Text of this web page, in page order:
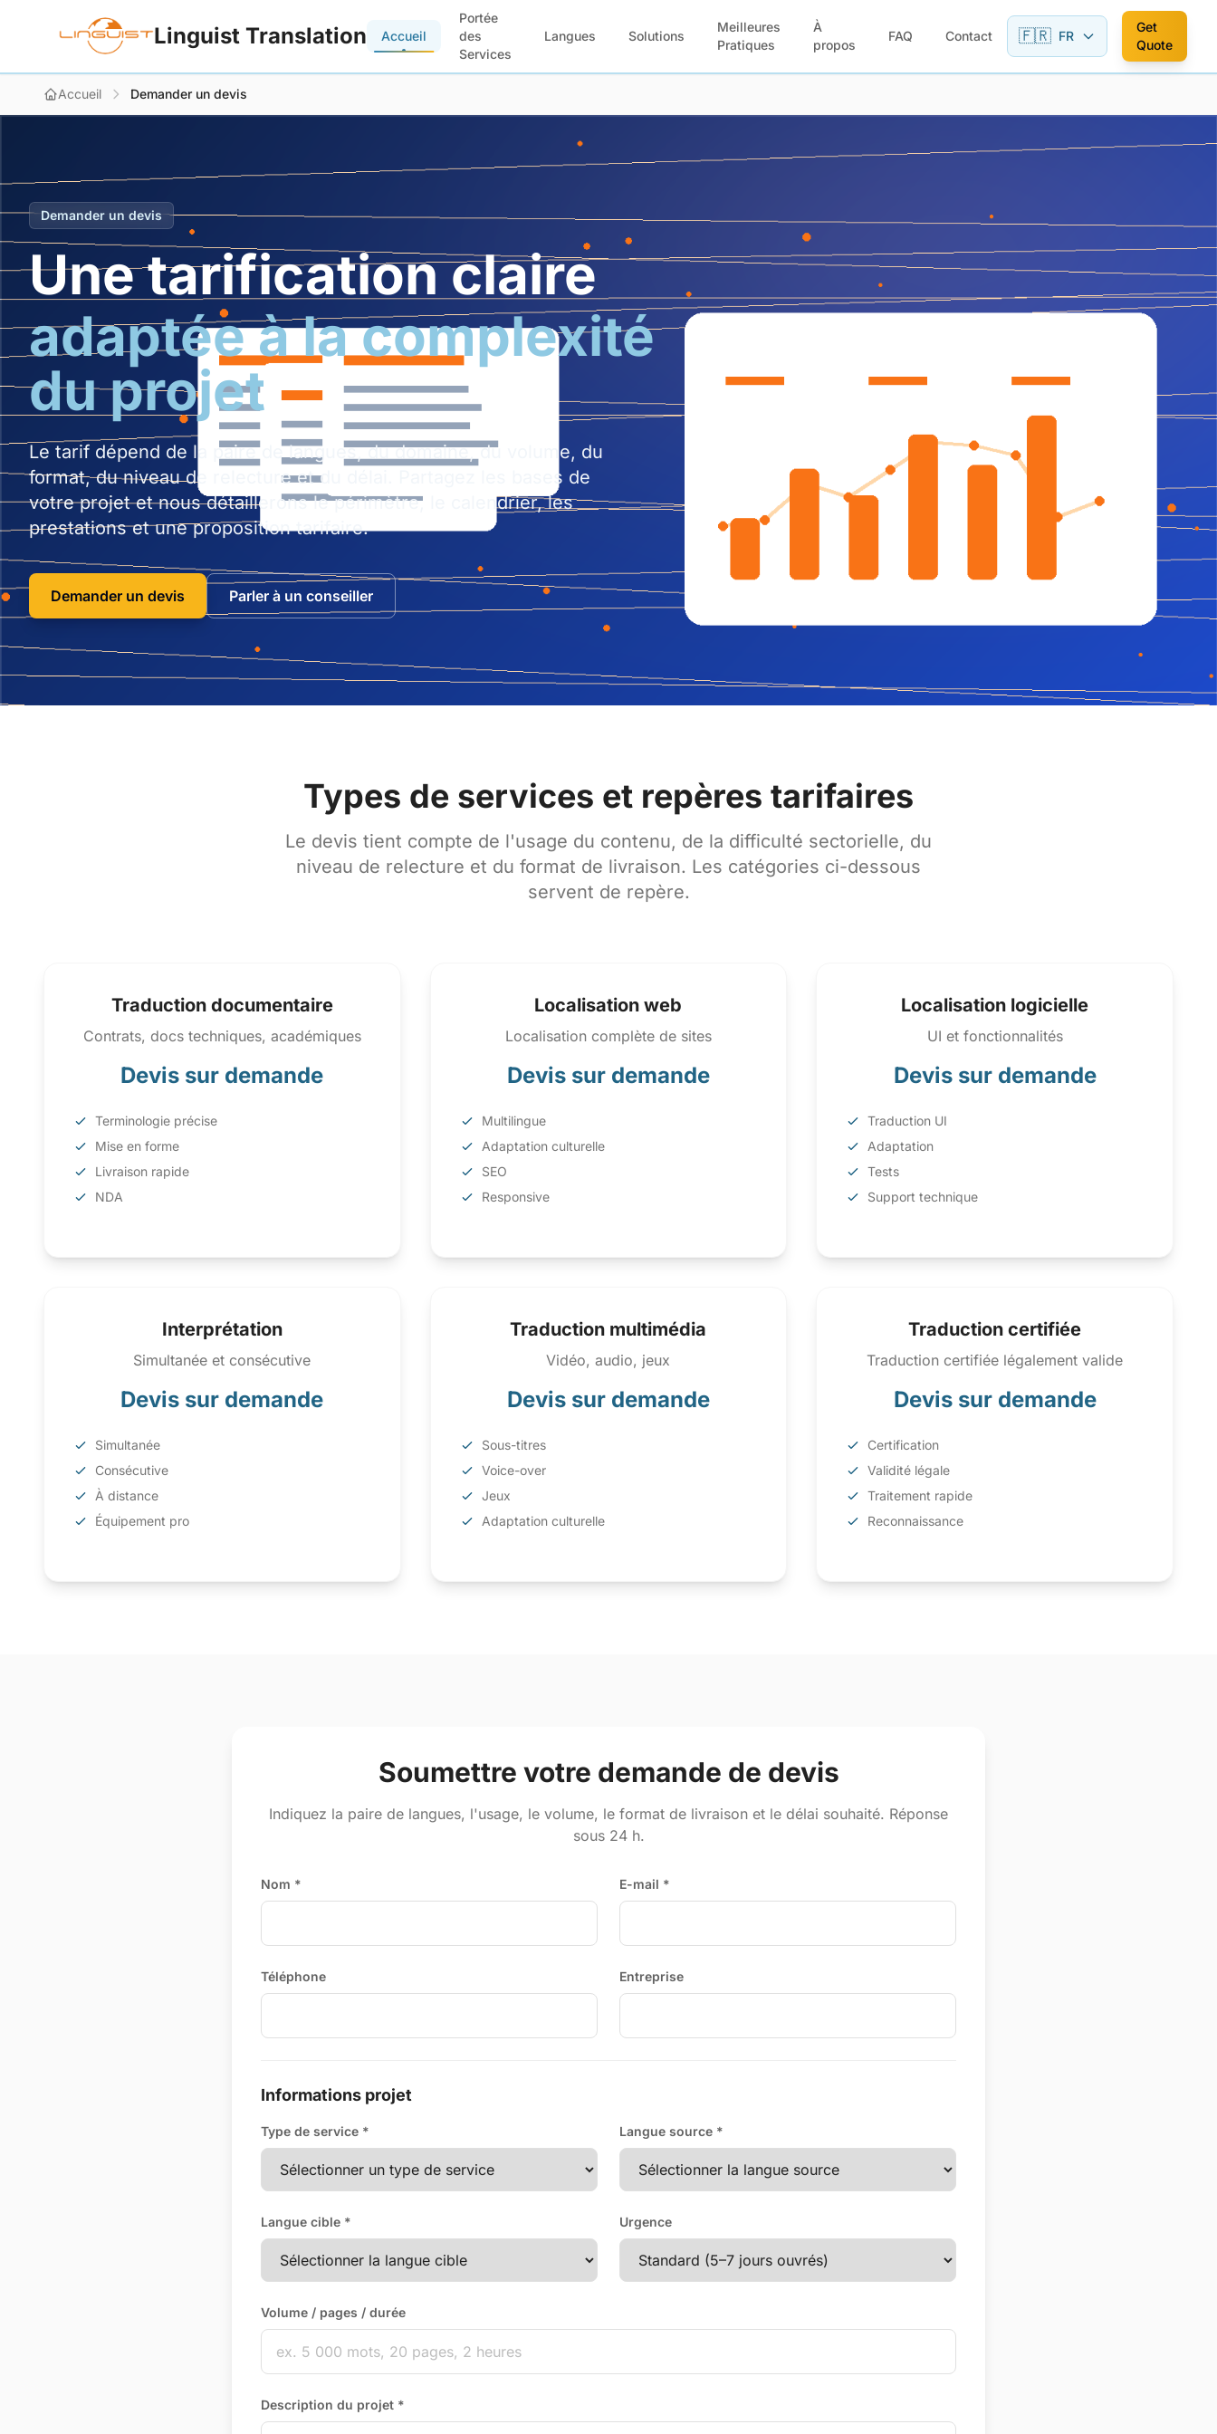
Linguist Translation Accueil
Portée
des
Services
Langues Solutions
Meilleures
Pratiques
À
propos
FAQ Contact 🇫🇷 FR
Get
Quote
Accueil Demander un devis
Demander un devis
Une tarification claire
adaptée à la complexité
du projet
Le tarif dépend de la paire de langues, du domaine, du volume, du
format, du niveau de relecture et du délai. Partagez les bases de
votre projet et nous détaillerons le périmètre, le calendrier, les
prestations et une proposition tarifaire.
Demander un devis Parler à un conseiller
Types de services et repères tarifaires
Le devis tient compte de l'usage du contenu, de la difficulté sectorielle, du
niveau de relecture et du format de livraison. Les catégories ci-dessous
servent de repère.
Traduction documentaire
Contrats, docs techniques, académiques
Devis sur demande
Terminologie précise
Mise en forme
Livraison rapide
NDA
Localisation web
Localisation complète de sites
Devis sur demande
Multilingue
Adaptation culturelle
SEO
Responsive
Localisation logicielle
UI et fonctionnalités
Devis sur demande
Traduction UI
Adaptation
Tests
Support technique
Interprétation
Simultanée et consécutive
Devis sur demande
Simultanée
Consécutive
À distance
Équipement pro
Traduction multimédia
Vidéo, audio, jeux
Devis sur demande
Sous-titres
Voice-over
Jeux
Adaptation culturelle
Traduction certifiée
Traduction certifiée légalement valide
Devis sur demande
Certification
Validité légale
Traitement rapide
Reconnaissance
Soumettre votre demande de devis
Indiquez la paire de langues, l'usage, le volume, le format de livraison et le délai souhaité. Réponse
sous 24 h.
Nom * E-mail *
Téléphone Entreprise
Informations projet
Type de service * Langue source *
Langue cible * Urgence
Volume / pages / durée
Description du projet *